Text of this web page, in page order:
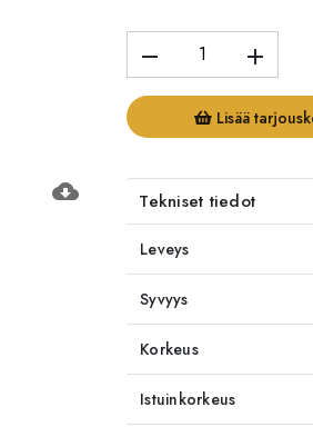
cloud_download
remove add
Lisää
Tekniset tiedot
Leveys
Syvyys
Korkeus
Istuinkorkeus